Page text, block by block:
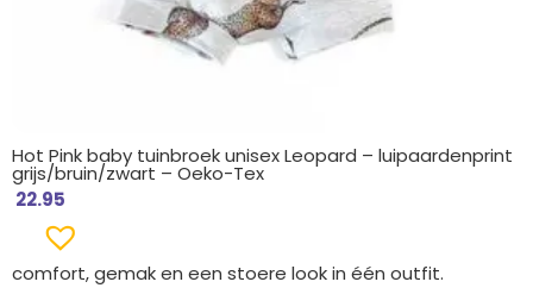
Hot Pink baby tuinbroek unisex Leopard – luipaardenprint
grijs/bruin/zwart – Oeko-Tex
22.95
comfort, gemak en een stoere look in één outfit.